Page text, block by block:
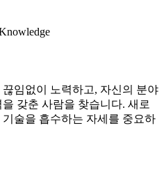
임없이 노력하고, 자신의 분야
갖춘 사람을 찾습니다. 새로
술을 흡수하는 자세를 중요하